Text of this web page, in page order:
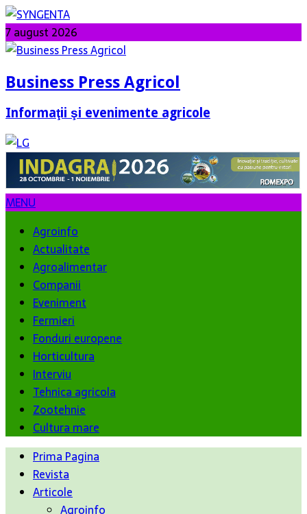
7 august 2026
Business Press Agricol
Informaţii şi evenimente agricole
MENU
Agroinfo
Actualitate
Agroalimentar
Companii
Eveniment
Fermieri
Fonduri europene
Horticultura
Interviu
Tehnica agricola
Zootehnie
Cultura mare
Prima Pagina
Revista
Articole
Agroinfo